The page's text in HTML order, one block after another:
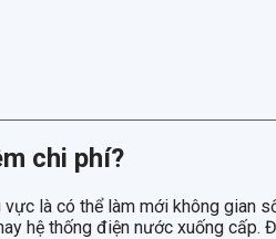
chi phí?
là có thể làm mới không gian
hệ thống điện nước xuống cấp.